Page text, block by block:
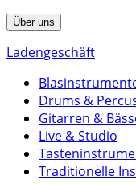
Über uns
Ladengeschäft
Drums &
Gitarren &
Live & Studio
Traditionelle